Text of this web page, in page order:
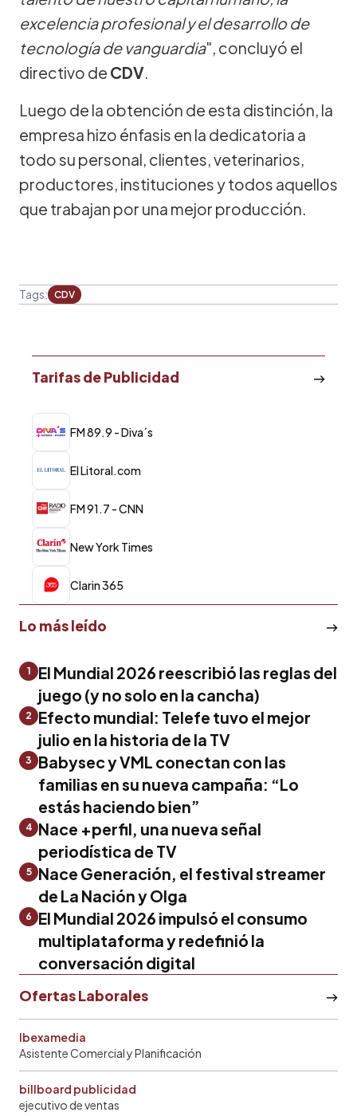
excelencia profesional y el desarrollo de
tecnología de vanguardia", concluyó el
directivo de CDV.
Luego de la obtención de esta distinción, la
empresa hizo énfasis en la dedicatoria a
todo su personal, clientes, veterinarios,
productores, instituciones y todos aquellos
que trabajan por una mejor producción.
Tags: CDV
Tarifas de Publicidad
FM 89.9 - Diva´s
El Litoral.com
FM 91.7 - CNN
New York Times
Clarin 365
Lo más leído
1
El Mundial 2026 reescribió las reglas del
juego (y no solo en la cancha)
2
Efecto mundial: Telefe tuvo el mejor
julio en la historia de la TV
3
Babysec y VML conectan con las
familias en su nueva campaña: “Lo
estás haciendo bien”
4 Nace +perfil, una nueva señal
periodística de TV
5
Nace Generación, el festival streamer
de La Nación y Olga
6
El Mundial 2026 impulsó el consumo
multiplataforma y redefinió la
conversación digital
Ofertas Laborales
Ibexamedia
Asistente Comercial y Planificación
billboard publicidad
ejecutivo de ventas